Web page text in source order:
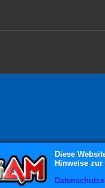
Diese
Hinweise